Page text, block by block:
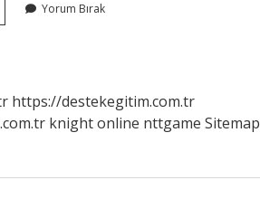
Yorum Bırak
https://destekegitim.com.tr
knight online nttgame Sitemap